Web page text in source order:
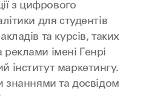
з цифрового
для студентів
та курсів, таких
імені Генрі
інститут маркетингу.
знаннями та досвідом